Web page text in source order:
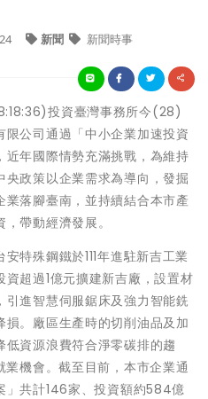
新聞 新聞時事
投資臺灣事務所今(28)
公司通過「中小企業加速投資
年國際情勢充滿挑戰，為維持
政策以企業需求為導向，發掘
落腳臺南，並持續結合本市產
帶動經濟發展。
特殊鋼鐵於111年進駐新吉工業
超過1億元擴建新吉廠，設置材
進智慧伺服鋸床及強力智能銑
。廠區生產時的切削油品及加
資源浪費符合淨零碳排的趨
機會。截至目前，本市企業通
」共計146家、投資額約584億